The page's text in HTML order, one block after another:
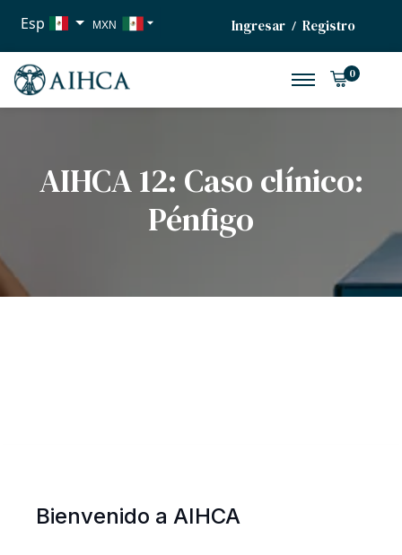
Esp MXN
EUR
Ingresar / Registro
0
AIHCA 12: Caso clínico:
Pénfigo
Bienvenido a AIHCA